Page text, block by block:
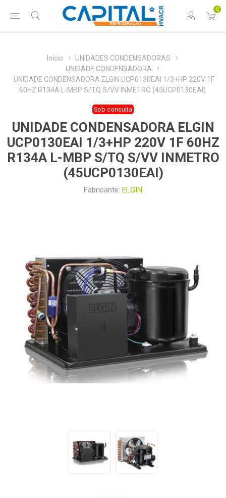
0
Início
UNIDADES CONDENSADORAS
UNIDADE CONDENSADORA
UNIDADE CONDENSADORA ELGIN UCP0130EAI 1/3+HP 220V 1F
60HZ R134A L-MBP S/TQ S/VV INMETRO (45UCP0130EAI)
Sob consulta
UNIDADE CONDENSADORA ELGIN
UCP0130EAI 1/3+HP 220V 1F 60HZ
R134A L-MBP S/TQ S/VV INMETRO
(45UCP0130EAI)
Fabricante: ELGIN